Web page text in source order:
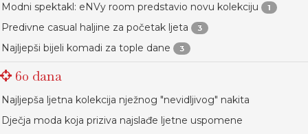
Modni spektakl: eNVy room predstavio novu kolekciju 1
Predivne casual haljine za početak ljeta 3
Najljepši bijeli komadi za tople dane 3
60 dana
Najljepša ljetna kolekcija nježnog "nevidljivog" nakita
Dječja moda koja priziva najslađe ljetne uspomene